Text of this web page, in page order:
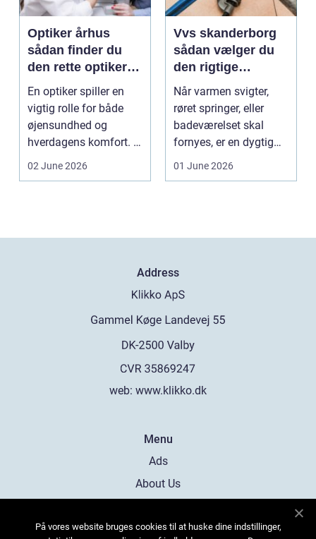
Optiker århus
sådan finder du
den rette optiker i
byen
En optiker spiller en
vigtig rolle for både
øjensundhed og
hverdagens komfort. I
en by som Aarhus, h...
02 June 2026
Vvs skanderborg
sådan vælger du
den rigtige
installatør
Når varmen svigter,
røret springer, eller
badeværelset skal
fornyes, er en dygtig
VVS-installatør gu...
01 June 2026
Address
web: www.klikko.dk
Menu
Ads
About Us
Contact
På vores website bruges cookies til at huske dine indstillinger,